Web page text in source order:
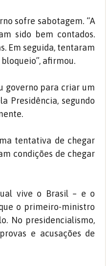
sofre sabotagem. “A
sido bem contados.
Em seguida, tentaram
afirmou.
governo para criar um
Presidência, segundo
tentativa de chegar
condições de chegar
vive o Brasil – e o
o primeiro-ministro
No presidencialismo,
e acusações de